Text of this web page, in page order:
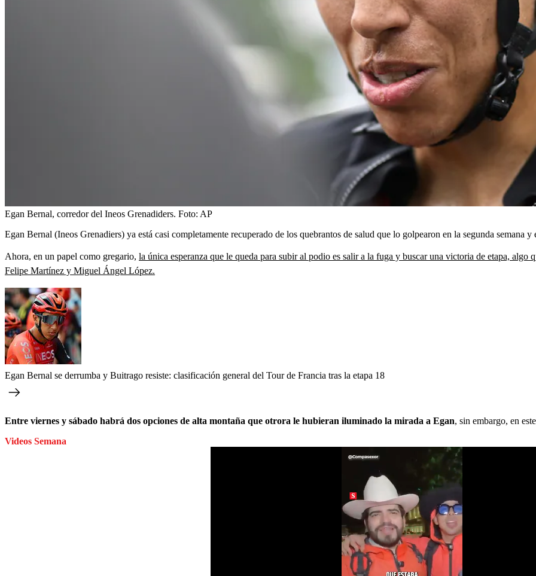
Egan Bernal, corredor del Ineos Grenadiders. Foto: AP
Egan Bernal (Ineos Grenadiers) ya está casi completamente recuperado de los quebrantos de salud que lo golpearon en la segunda semana
Ahora, en un papel como gregario, la única esperanza que le queda para subir al podio es salir a la fuga y buscar una victoria de etapa,
Felipe Martínez y Miguel Ángel López.
Egan Bernal se derrumba y Buitrago resiste: clasificación general del Tour de Francia tras la etapa 18
Entre viernes y sábado habrá dos opciones de alta montaña que otrora le hubieran iluminado la mirada a Egan, sin embargo, en
Videos Semana